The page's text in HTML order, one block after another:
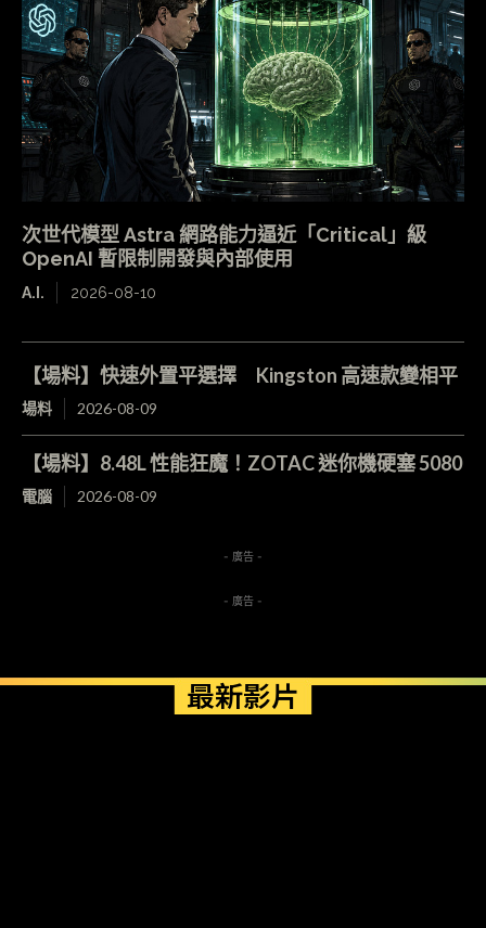
次世代模型 Astra 網路能力逼近「Critical」級
OpenAI 暫限制開發與內部使用
A.I. 2026-08-10
【場料】快速外置平選擇 Kingston 高速款變相平
場料 2026-08-09
【場料】8.48L 性能狂魔！ZOTAC 迷你機硬塞 5080
電腦 2026-08-09
- 廣告 -
- 廣告 -
最新影片